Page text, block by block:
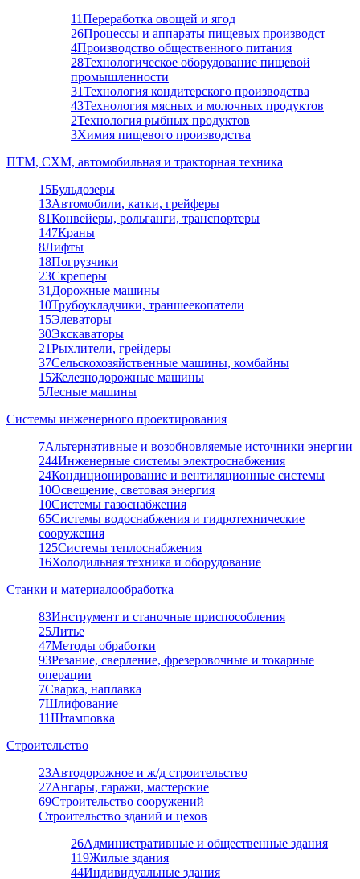
11Переработка овощей и ягод
26Процессы и аппараты пищевых производст
4Производство общественного питания
28Технологическое оборудование пищевой
промышленности
31Технология кондитерского производства
43Технология мясных и молочных продуктов
2Технология рыбных продуктов
3Химия пищевого производства
ПТМ, СХМ, автомобильная и тракторная техника
15Бульдозеры
13Автомобили, катки, грейферы
81Конвейеры, рольганги, транспортеры
147Краны
8Лифты
18Погрузчики
23Скреперы
31 Дорожные машины
10Трубоукладчики, траншеекопатели
15Элеваторы
30Экскаваторы
21Рыхлители, грейдеры
37Сельскохозяйственные машины, комбайны
15Железнодорожные машины
5Лесные машины
Системы инженерного проектирования
7Альтернативные и возобновляемые источники энергии
244Инженерные системы электроснабжения
24Кондиционирование и вентиляционные системы
10Освещение, световая энергия
10Системы газоснабжения
65Системы водоснабжения и гидротехнические
сооружения
125Системы теплоснабжения
16Холодильная техника и оборудование
Станки и материалообработка
83Инструмент и станочные приспособления
25Литье
47Методы обработки
93Резание, сверление, фрезеровочные и токарные
операции
7Сварка, наплавка
7Шлифование
11Штамповка
Строительство
23Автодорожное и ж/д строительство
27Ангары, гаражи, мастерские
69Строительство сооружений
Строительство зданий и цехов
26Административные и общественные здания
119Жилые здания
44Индивидуальные здания